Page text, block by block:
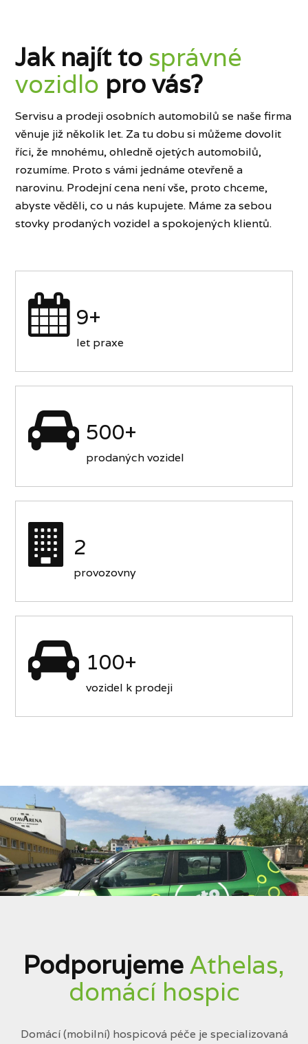
Jak najít to správné
vozidlo pro vás?
Servisu a prodeji osobních automobilů se naše firma
věnuje již několik let. Za tu dobu si můžeme dovolit
říci, že mnohému, ohledně ojetých automobilů,
rozumíme. Proto s vámi jednáme otevřeně a
narovinu. Prodejní cena není vše, proto chceme,
abyste věděli, co u nás kupujete. Máme za sebou
stovky prodaných vozidel a spokojených klientů.
9+
let praxe
500+
prodaných vozidel
2
provozovny
100+
vozidel k prodeji
PodporujemeAthelas,
domácí hospic
Domácí (mobilní) hospicová péče je specializovaná